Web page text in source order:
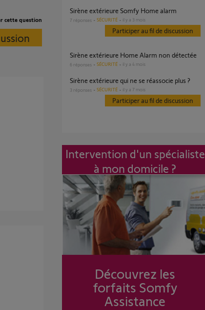
cette question
Sirène extérieure Somfy Home alarm
7 réponses SÉCURITÉ il y a 3 mois
Participer au fil de discussion
Sirène extérieure Home Alarm non détectée
6 réponses SÉCURITÉ il y a 4 mois
Sirène extérieure qui ne se réassocie plus ?
3 réponses SÉCURITÉ il y a 7 mois
Participer au fil de discussion
Intervention d'un spécialiste
à mon domicile ?
Découvrez les
forfaits Somfy
Assistance